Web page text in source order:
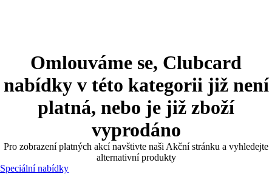
Omlouváme se, Clubcard
nabídky v této kategorii již není
platná, nebo je již zboží
vyprodáno
Pro zobrazení platných akcí navštivte naši Akční stránku a vyhledejte
alternativní produkty
Speciální nabídky